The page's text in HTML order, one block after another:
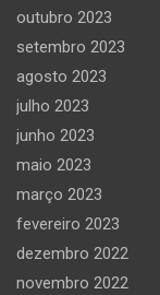
outubro 2023
setembro 2023
agosto 2023
julho 2023
junho 2023
maio 2023
março 2023
fevereiro 2023
dezembro 2022
novembro 2022